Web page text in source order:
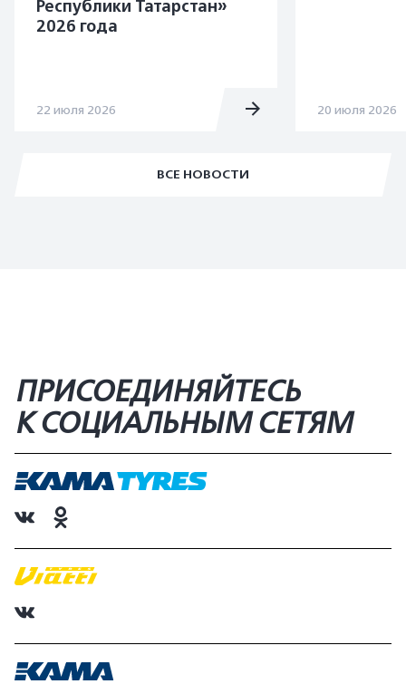
ВСЕ НОВОСТИ
Республики Татарстан»
2026 года
22 июля 2026 20 июля 2026
ПРИСОЕДИНЯЙТЕСЬ
К СОЦИАЛЬНЫМ СЕТЯМ